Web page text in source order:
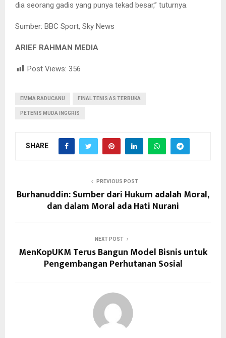
dia seorang gadis yang punya tekad besar,” tuturnya.
Sumber: BBC Sport, Sky News
ARIEF RAHMAN MEDIA
Post Views: 356
EMMA RADUCANU FINAL TENIS AS TERBUKA
PETENIS MUDA INGGRIS
SHARE
PREVIOUS POST
Burhanuddin: Sumber dari Hukum adalah Moral,
dan dalam Moral ada Hati Nurani
NEXT POST
MenKopUKM Terus Bangun Model Bisnis untuk
Pengembangan Perhutanan Sosial